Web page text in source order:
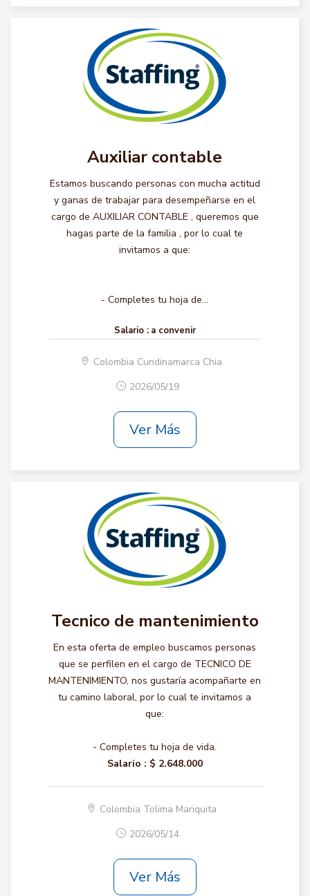
Auxiliar contable
Estamos buscando personas con mucha actitud
y ganas de trabajar para desempeñarse en el
cargo de AUXILIAR CONTABLE , queremos que
hagas parte de la familia , por lo cual te
invitamos a que:
- Completes tu hoja de...
Salario : a convenir
Colombia Cundinamarca Chia
2026/05/19
Ver Más
Tecnico de mantenimiento
En esta oferta de empleo buscamos personas
que se perfilen en el cargo de TECNICO DE
MANTENIMIENTO, nos gustaría acompañarte en
tu camino laboral, por lo cual te invitamos a
que:
- Completes tu hoja de vida.
Salario : $ 2.648.000
Colombia Tolima Mariquita
2026/05/14
Ver Más